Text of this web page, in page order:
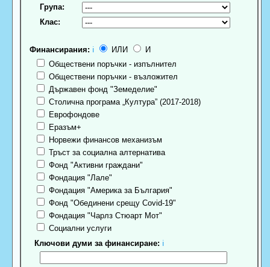
Група:
Клас:
Финансирания: ℹ ИЛИ
И
Обществени поръчки - изпълнител
Обществени поръчки - възложител
Държавен фонд "Земеделие"
Столична програма „Култура” (2017-2018)
Еврофондове
Еразъм+
Норвежи финансов механизъм
Тръст за социална алтернатива
Фонд "Активни граждани"
Фондация "Лале"
Фондация "Америка за България"
Фонд "Обединени срещу Covid-19"
Фондация "Чарлз Стюарт Мот"
Социални услуги
Ключови думи за финансиране: ℹ